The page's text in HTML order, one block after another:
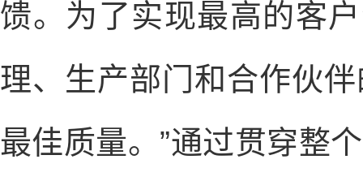
馈。为了实现最高的客
理、生产部门和合作伙
最佳质量。”通过贯穿整